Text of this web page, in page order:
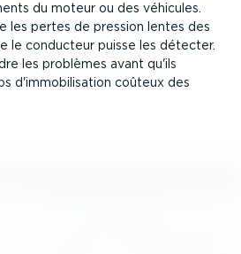
du moteur ou des véhicules.
les pertes de pression lentes des
le conducteur puisse les détecter.
les problèmes avant qu'ils
d'immobi­li­sation coûteux des